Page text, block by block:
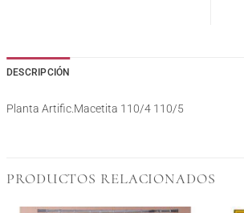
DESCRIPCIÓN
Planta Artific.Macetita 110/4 110/5
PRODUCTOS RELACIONADOS